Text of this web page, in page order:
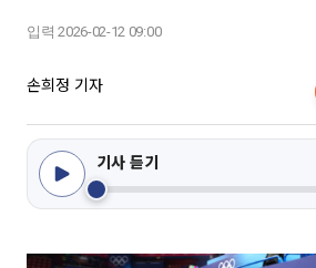
입력 2026-02-12 09:00
손희정 기자
기사 듣기